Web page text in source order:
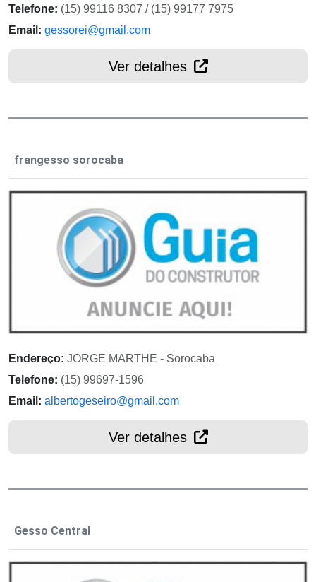
Telefone: (15) 99116 8307 / (15) 99177 7975
Email: gessorei@gmail.com
Ver detalhes
frangesso sorocaba
Endereço: JORGE MARTHE - Sorocaba
Telefone: (15) 99697-1596
Email: albertogeseiro@gmail.com
Ver detalhes
Gesso Central